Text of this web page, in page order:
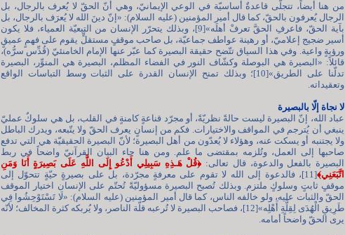
من هنا أيضاً، تتجلّى قاعدةٌ أساسيّة في الوعي الإيمانيّ، وهي أنّ الحقّ لا يُعرف بالرجال، بل
الرجال يُعرفون بالحقّ، كما قال أمير المؤمنين (عليه السلام): «إنّ دينَ الله لا يُعرَف بالرجال، بل
بآية الحقّ، فاعرفِ الحقَّ تعرفْ أهلَه»[9]، وبذلك يتحرّر الإنسان من التبعيّة العمياء، فلا يكون
أسير ضجيج إعلاميّ، أو رهينة عواطف جماعيّة، بل صاحب موقفٍ مستقلٍّ يقوم على فهمٍ عميقٍ
ورؤيةٍ واعية. وفي هذا السياق تتّضح حقيقة البصيرة كما عبّر عنها الإمام الخامنئيّ (قُدِّس سرُّه)،
قائلاً: «البصيرة هي البوصلة وكشّاف النور في الفضاء المظلم، البصيرة هي المنوِّر، البصيرة
تدلّنا على الطريق»[10]؛ وبذلك تمنح الإنسان القدرة على الثبات وسط التباسات الواقع
وتعقيداته.
لا نجاة إلّا بالبصيرة
عباد الله، إنّ البصيرة ليست حالةً نظريّةً، أو مجرّد قناعةٍ كامنةٍ في القلب، بل هي سلوكٌ عمليّ
ينبغي أن يُترجم في المواقف والاختيارات. فكم من إنسانٍ يعرف الحقّ ولا يتّبعه، ويدرك الباطل
ولا يجتنبه أو يسكت عنه، وهؤلاء لا يُعدّون من أهل البصيرة؛ لأنّ البصيرة الحقيقيّة هي التي تدفع
صاحبها إلى العمل، وتُلزمه بمقتضى ما علم. ومن هنا جاء البيان القرآنيّ واضحاً في ربط
البصيرة بالفعل والدعوة، قال تعالى: ﴿قُلْ هَـذِهِ سَبِيلِي أَدْعُو إِلَى اللَّهِ عَلَى بَصِيرَةٍ أَنَا وَمَنِ
اتَّبَعَنِي﴾
[11]، فالدعوة إلى الله لا تقوم على معرفةٍ مجرّدة، بل على بصيرةٍ حيّةٍ تتحوّل إلى
موقفٍ ثابتٍ وسلوكٍ ملتزم. وبذلك تُصبح البصيرة مسؤوليّةً تُحتّم على الإنسان اختيار الموقف
الحقّ والثبات عليه، ولو خالفه الناس، كما قال أمير المؤمنين (عليه السلام): «لَا تَسْتَوْحِشُوا فِي
طَرِيقِ الْهُدَى لِقِلَّةِ أَهْلِه»[12]، فصاحب البصيرة لا تُرعبه قلّة الناصر، ولا يُربكه كثرة المخالف؛ لأنّه
يرى الحقّ واضحاً أمامه.